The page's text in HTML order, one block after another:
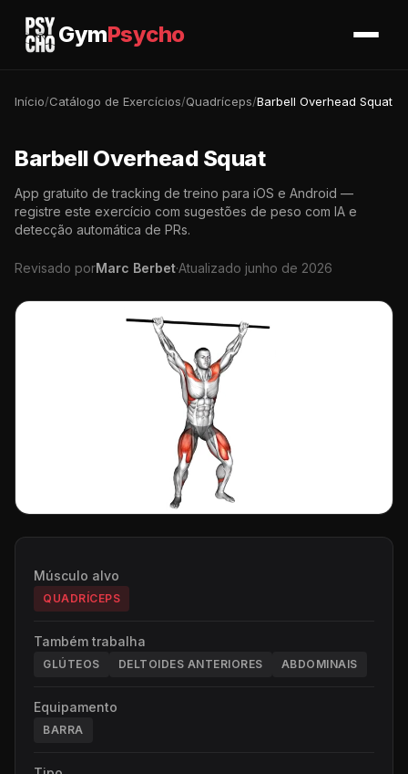
GymPsycho
Início/Catálogo de Exercícios/Quadríceps/Barbell Overhead Squat
Barbell Overhead Squat
App gratuito de tracking de treino para iOS e Android —
registre este exercício com sugestões de peso com IA e
detecção automática de PRs.
Revisado porMarc Berbet·Atualizado junho de 2026
Músculo alvo
QUADRÍCEPS
Também trabalha
GLÚTEOS DELTOIDES ANTERIORES ABDOMINAIS
Equipamento
BARRA